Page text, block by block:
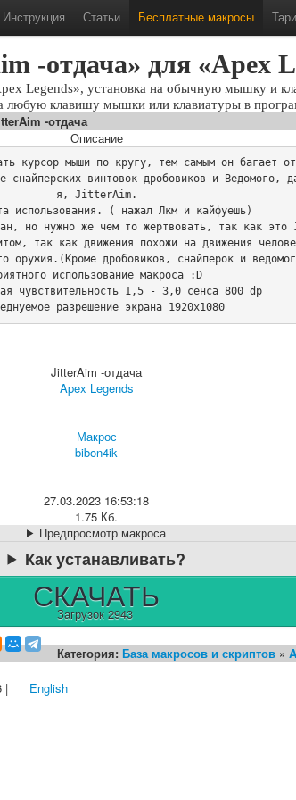
Инструкция Статьи Бесплатные макросы
-отдача» для «Apex
Legends», установка на обычную мышку и
любую клавишу мышки или клавиатуры в
-отдача
Описание
курсор мыши по кругу, тем самым он багает
винтовок дробовиков и Ведомого,
я, JitterAim.
использования. ( нажал Лкм и кайфуешь)
но нужно же чем то жертвовать, так как
так как движения похожи на движения
оружия.(Кроме дробовиков, снайперок и
использование макроса :D
чувствительность 1,5 - 3,0 сенса 800 dp
разрешение экрана 1920x1080
JitterAim -отдача
Apex Legends
Макрос
bibon4ik
27.03.2023 16:53:18
1.75 Кб.
Предпросмотр макроса
Как устанавливать?
СКАЧАТЬ
Загрузок 2943
Категория: База макросов и скриптов »
|
English